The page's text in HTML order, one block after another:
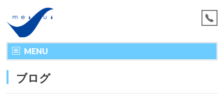
MENU
ブログ